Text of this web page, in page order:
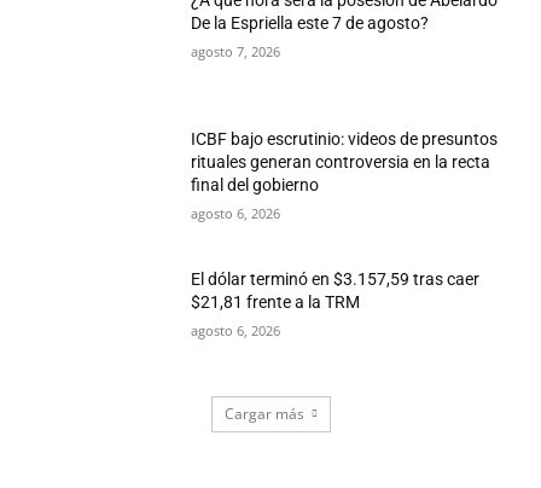
De la Espriella este 7 de agosto?
agosto 7, 2026
ICBF bajo escrutinio: videos de presuntos
rituales generan controversia en la recta
final del gobierno
agosto 6, 2026
El dólar terminó en $3.157,59 tras caer
$21,81 frente a la TRM
agosto 6, 2026
Cargar más